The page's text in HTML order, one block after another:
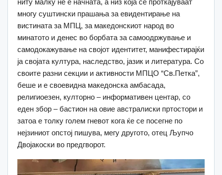
ниту малку не е начната, а низ која се проткајуваат
многу суштински прашања за евидентирање на
вистината за МПЦ, за македонскиот народ во
минатото и денес во борбата за самоодржување и
самодокажување на својот идентитет, манифестирајќи
ја својата култура, наследство, јазик и литература. Со
своите разни секции и активности МПЦО “Св.Петка”,
беше и е своевидна македонска амбасада,
религиоезен, култорно – информативен центар, со
еден збор – бастион на овие австралиски пртостори и
затоа е толку голем гневот кога ќе се посегне по
нејзиниот опстој пишува, мегу другото, отец Љупчо
Двојакоски во предгворот.